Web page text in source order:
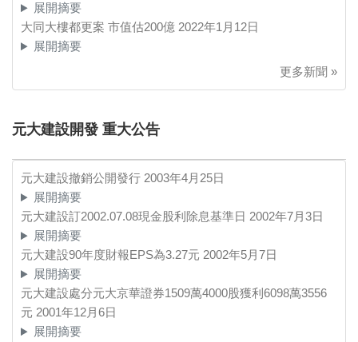
展開摘要
大同大樓都更案 市值估200億 2022年1月12日
展開摘要
更多新聞 »
元大建設開發 重大公告
元大建設撤銷公開發行 2003年4月25日
展開摘要
元大建設訂2002.07.08現金股利除息基準日 2002年7月3日
展開摘要
元大建設90年度財報EPS為3.27元 2002年5月7日
展開摘要
元大建設處分元大京華證券1509萬4000股獲利6098萬3556
元 2001年12月6日
展開摘要